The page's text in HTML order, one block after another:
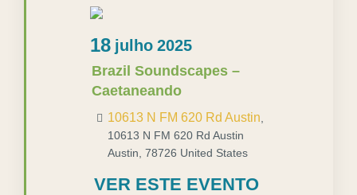
18 julho 2025
Brazil Soundscapes –
Caetaneando
10613 N FM 620 Rd Austin
10613 N FM 620 Rd Austin
Austin 78726 United States
VER ESTE EVENTO